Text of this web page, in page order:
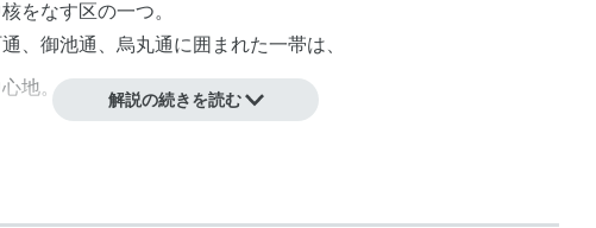
をなす区の一つ。
、御池通、烏丸通に囲まれた一帯は、
地。
解説の続きを読む